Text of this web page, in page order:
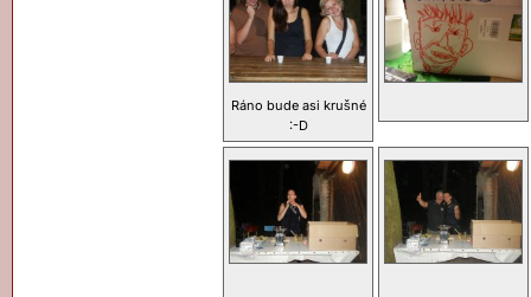
Ráno bude asi krušné
:-D